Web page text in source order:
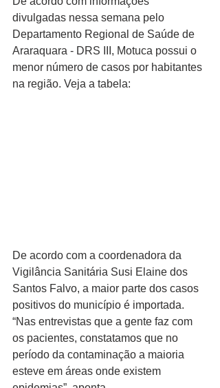
divulgadas nessa semana pelo
Departamento Regional de Saúde de
Araraquara - DRS III, Motuca possui o
menor número de casos por habitantes
na região. Veja a tabela:
De acordo com a coordenadora da
Vigilância Sanitária Susi Elaine dos
Santos Falvo, a maior parte dos casos
positivos do município é importada.
“Nas entrevistas que a gente faz com
os pacientes, constatamos que no
período da contaminação a maioria
esteve em áreas onde existem